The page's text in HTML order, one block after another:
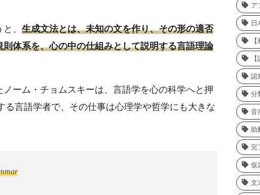
、 生成文法とは、未知の文を作り、その形の適否
体系を、心の中の仕組みとして説明する言語理論
ーム・チョムスキーは、言語学を心の科学へと押
る言語学者で、その仕事は心理学や哲学にも大きな
ア
日
認
分
音
助
完
仮
文